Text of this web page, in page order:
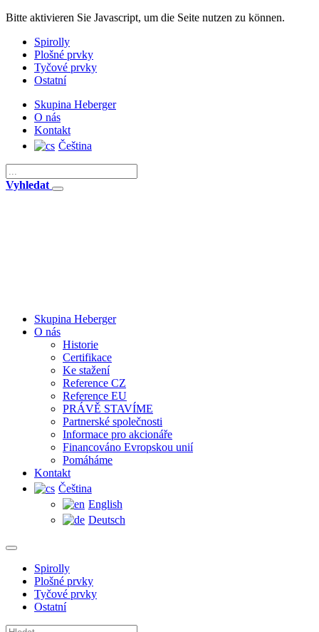
Bitte aktivieren Sie Javascript, um die Seite nutzen zu können.
Spirolly
Plošné prvky
Tyčové prvky
Ostatní
Skupina Heberger
O nás
Kontakt
Čeština
Vyhledat
Skupina Heberger
O nás
Historie
Certifikace
Ke stažení
Reference CZ
Reference EU
PRÁVĚ STAVÍME
Partnerské společnosti
Informace pro akcionáře
Financováno Evropskou unií
Pomáháme
Kontakt
Čeština
English
Deutsch
Spirolly
Plošné prvky
Tyčové prvky
Ostatní